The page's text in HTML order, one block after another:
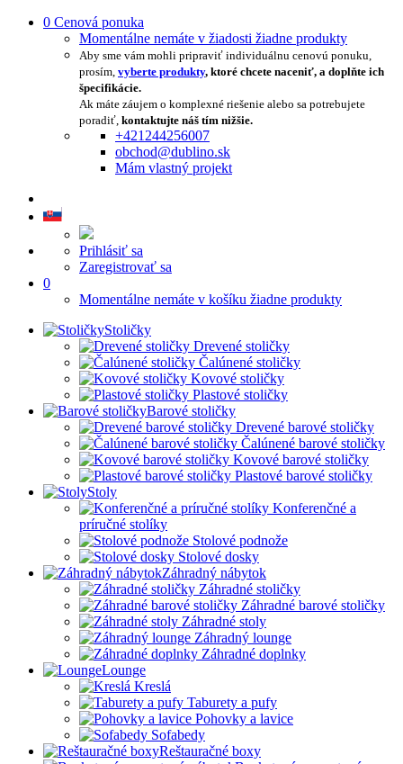
0 Cenová ponuka
Momentálne nemáte v žiadosti žiadne produkty
Aby sme vám mohli pripraviť individuálnu cenovú ponuku,
prosím, vyberte produkty, ktoré chcete naceniť, a doplňte ich
špecifikácie.
Ak máte záujem o komplexné riešenie alebo sa potrebujete
poradiť, kontaktujte náš tím nižšie.
+421244256007
obchod@dublino.sk
Mám vlastný projekt
Prihlásiť sa
Zaregistrovať sa
0
Momentálne nemáte v košíku žiadne produkty
Stoličky
Drevené stoličky
Čalúnené stoličky
Kovové stoličky
Plastové stoličky
Barové stoličky
Drevené barové stoličky
Čalúnené barové stoličky
Kovové barové stoličky
Plastové barové stoličky
Stoly
Konferenčné a
príručné stolíky
Stolové podnože
Stolové dosky
Záhradný nábytok
Záhradné stoličky
Záhradné barové stoličky
Záhradné stoly
Záhradný lounge
Záhradné doplnky
Lounge
Kreslá
Taburety a pufy
Pohovky a lavice
Sofabedy
Reštauračné boxy